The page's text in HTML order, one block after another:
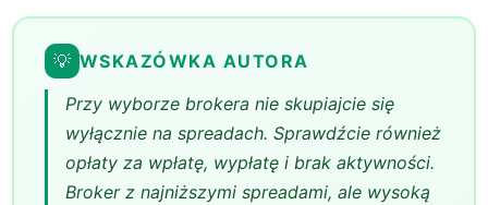
💡 WSKAZÓWKA AUTORA
Przy wyborze brokera nie skupiajcie się
wyłącznie na spreadach. Sprawdźcie również
opłaty za wpłatę, wypłatę i brak aktywności.
Broker z najniższymi spreadami, ale wysoką